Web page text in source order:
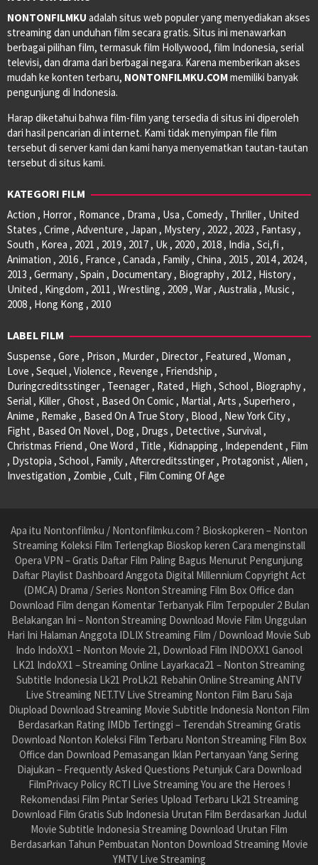
NONTONFILMKU adalah situs web populer yang menyediakan akses
streaming dan unduhan film secara gratis. Situs ini menawarkan
berbagai pilihan film, termasuk film Hollywood, film Indonesia, serial
televisi, dan drama dari berbagai negara. Karena memberikan akses
mudah ke konten terbaru, NONTONFILMKU.COMmemiliki banyak
pengunjung di Indonesia.
Harap diketahui bahwa film-film yang tersedia di situs ini diperoleh
dari hasil pencarian di internet. Kami tidak menyimpan file film
tersebut di server kami dan kami hanya menyematkan tautan-tautan
tersebut di situs kami.
KATEGORI FILM
Action , Horror , Romance , Drama , Usa , Comedy , Thriller , United
States , Crime , Adventure , Japan , Mystery , 2022 , 2023 , Fantasy ,
South , Korea , 2021 , 2019 , 2017 , Uk , 2020 , 2018 , India , Sci,fi ,
Animation , 2016 , France , Canada , Family , China , 2015 , 2014 , 2024 ,
2013 , Germany , Spain , Documentary , Biography , 2012 , History ,
United , Kingdom , 2011 , Wrestling , 2009 , War , Australia , Music ,
2008 , Hong Kong , 2010
LABEL FILM
Suspense , Gore , Prison , Murder , Director , Featured , Woman ,
Love , Sequel , Violence , Revenge , Friendship ,
Duringcreditsstinger , Teenager , Rated , High , School , Biography ,
Serial , Killer , Ghost , Based On Comic , Martial , Arts , Superhero ,
Anime , Remake , Based On A True Story , Blood , New York City ,
Fight , Based On Novel , Dog , Drugs , Detective , Survival ,
Christmas Friend , One Word , Title , Kidnapping , Independent , Film
, Dystopia , School , Family , Aftercreditsstinger , Protagonist , Alien ,
Investigation , Zombie , Cult , Film Coming Of Age
Apa itu Nontonfilmku / Nontonfilmku.com ? Bioskopkeren – Nonton
Streaming Koleksi Film Terlengkap Bioskop keren Cara menginstall
Opera VPN – Gratis Daftar Film Paling Bagus Menurut Pengunjung
Daftar Playlist Dashboard Anggota Digital Millennium Copyright Act
(DMCA) Drama / Series Nonton Streaming Film Box Office dan
Download Film dengan Komentar Terbanyak Film Terpopuler 2 Bulan
Belakangan Ini – Nonton Streaming Download Movie Film Unggulan
Hari Ini Halaman Anggota IDLIX Streaming Film / Download Movie Sub
Indo IndoXX1 – Nonton Movie 21, Download Film INDOXX1 Ganool
LK21 IndoXX1 – Streaming Online Layarkaca21 – Nonton Streaming
Subtitle Indonesia Lk21 ProLk21 Rebahin Online Streaming ANTV
Live Streaming NET.TV Live Streaming Nonton Film Baru Saja
Diupload Download Streaming Movie Subtitle Indonesia Nonton Film
Berdasarkan Rating IMDb Tertinggi – Terendah Streaming Gratis
Download Nonton Koleksi Film Terbaru Nonton Streaming Film Box
Office dan Download Pemasangan Iklan Pertanyaan Yang Sering
Diajukan – Frequently Asked Questions Petunjuk Cara Download
FilmPrivacy Policy RCTI Live Streaming You are the Heroes !
Rekomendasi Film Pintar Series Upload Terbaru Lk21 Streaming
Download Film Gratis Sub Indonesia Urutan Film Berdasarkan Judul
Movie Subtitle Indonesia Streaming Download Urutan Film
Berdasarkan Tahun Pembuatan Nonton Download Streaming Movie
YMTV Live Streaming